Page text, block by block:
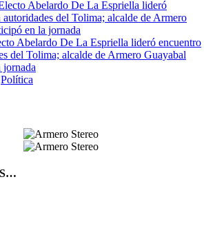
Abelardo De La Espriella lideró encuentro
del Tolima; alcalde de Armero Guayabal
jornada
Política